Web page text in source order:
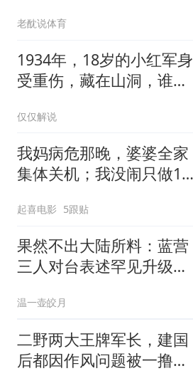
轰-6K已挂弹
老酖说体育
1934年，18岁的小红军身
受重伤，藏在山洞，谁料
仅仅解说
我妈病危那晚，婆婆全家
集体关机；我没闹只做1
你是不是疯了？
起喜电影 5跟贴
果然不出大陆所料：蓝营
三人对台表述罕见升级，
温一壶皎月
二野两大王牌军长，建国
后都因作风问题被一撸到